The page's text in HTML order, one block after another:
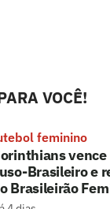
VOCÊ!
feminino
Brasileiro e
Brasileirão